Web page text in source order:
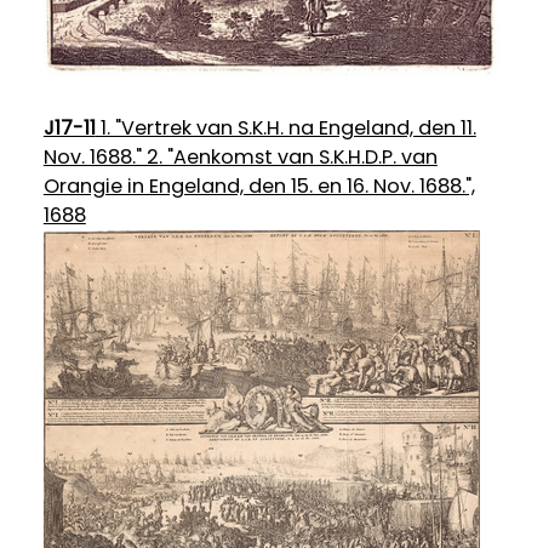
J17-111. "Vertrek van S.K.H. na Engeland, den 11.
Nov. 1688." 2. "Aenkomst van S.K.H.D.P. van
Orangie in Engeland, den 15. en 16. Nov. 1688.",
1688